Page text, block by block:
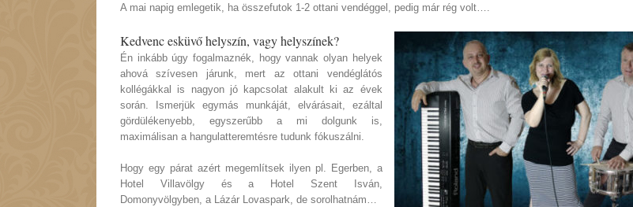
A mai napig emlegetik, ha összefutok 1-2 ottani vendéggel, pedig már rég volt….
Kedvenc esküvő helyszín, vagy helyszínek?
Én inkább úgy fogalmaznék, hogy vannak olyan helyek
ahová szívesen járunk, mert az ottani vendéglátós
kollégákkal is nagyon jó kapcsolat alakult ki az évek
során. Ismerjük egymás munkáját, elvárásait, ezáltal
gördülékenyebb, egyszerűbb a mi dolgunk is,
maximálisan a hangulatteremtésre tudunk fókuszálni.
Hogy egy párat azért megemlítsek ilyen pl. Egerben, a
Hotel Villavölgy és a Hotel Szent Isván,
Domonyvölgyben, a Lázár Lovaspark, de sorolhatnám…